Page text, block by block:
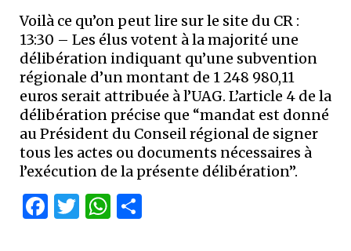
Voilà ce qu’on peut lire sur le site du CR :
13:30 – Les élus votent à la majorité une
délibération indiquant qu’une subvention
régionale d’un montant de 1 248 980,11
euros serait attribuée à l’UAG. L’article 4 de la
délibération précise que “mandat est donné
au Président du Conseil régional de signer
tous les actes ou documents nécessaires à
l’exécution de la présente délibération”.
Facebook
Twitter
WhatsApp